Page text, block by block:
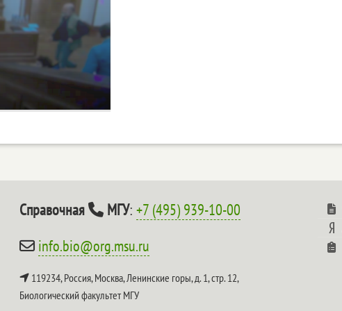
Справочная МГУ:+7 (495) 939-10-00
info.bio@org.msu.ru
119234, Россия, Москва, Ленинские горы, д. 1, стр. 12,
Биологический факультет МГУ